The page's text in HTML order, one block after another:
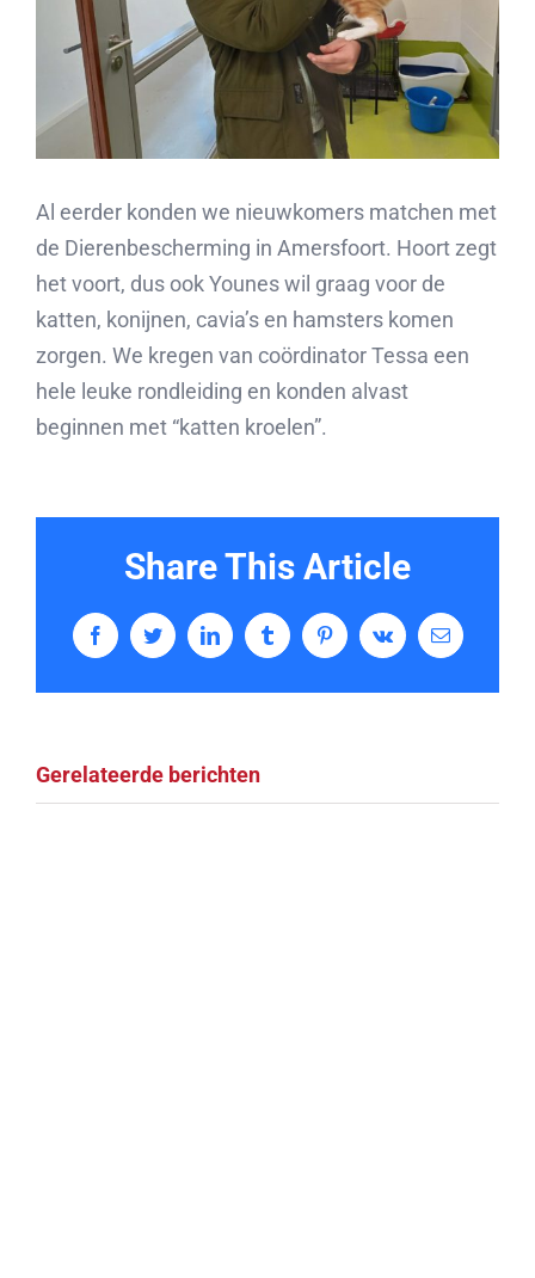
Al eerder konden we nieuwkomers matchen met
de Dierenbescherming in Amersfoort. Hoort zegt
het voort, dus ook Younes wil graag voor de
katten, konijnen, cavia’s en hamsters komen
zorgen. We kregen van coördinator Tessa een
hele leuke rondleiding en konden alvast
beginnen met “katten kroelen”.
Share This Article
FacebookTwitterLinkedIn TumblrPinterestVk
E-
mail
Gerelateerde berichten